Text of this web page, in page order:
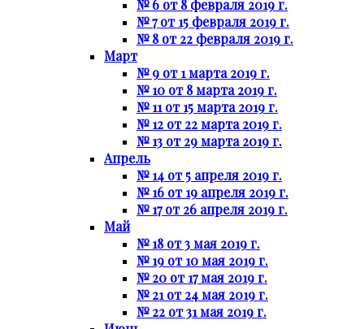
№ 6 от 8 февраля 2019 г.
№ 7 от 15 февраля 2019 г.
№ 8 от 22 февраля 2019 г.
Март
№ 9 от 1 марта 2019 г.
№ 10 от 8 марта 2019 г.
№ 11 от 15 марта 2019 г.
№ 12 от 22 марта 2019 г.
№ 13 от 29 марта 2019 г.
Апрель
№ 14 от 5 апреля 2019 г.
№ 16 от 19 апреля 2019 г.
№ 17 от 26 апреля 2019 г.
Май
№ 18 от 3 мая 2019 г.
№ 19 от 10 мая 2019 г.
№ 20 от 17 мая 2019 г.
№ 21 от 24 мая 2019 г.
№ 22 от 31 мая 2019 г.